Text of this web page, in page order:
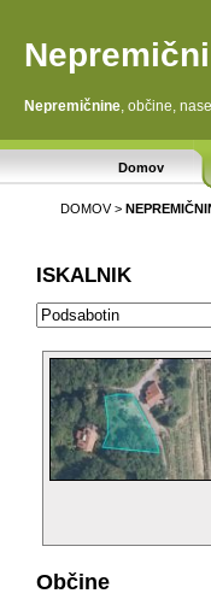
Nepremičnine , občine,
Domov
DOMOV>
ISKALNIK
Občine